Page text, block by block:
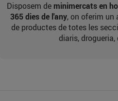
Disposem de minimercats en
365 dies de l'any, on oferim un
de productes de totes les
diaris, drogueria,